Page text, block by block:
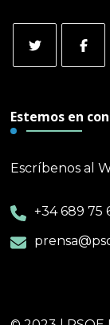
Estemos en
Escríbenos al
+34 689 75